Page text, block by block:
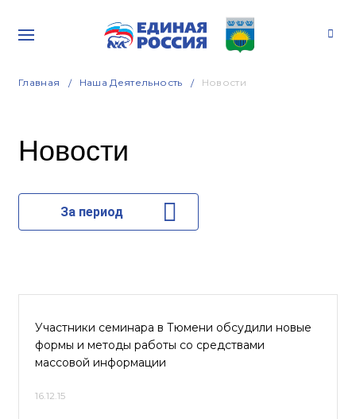
Главная Наша Деятельность Новости
Новости
За период
Участники семинара в Тюмени обсудили новые
формы и методы работы со средствами
массовой информации
16.12.15